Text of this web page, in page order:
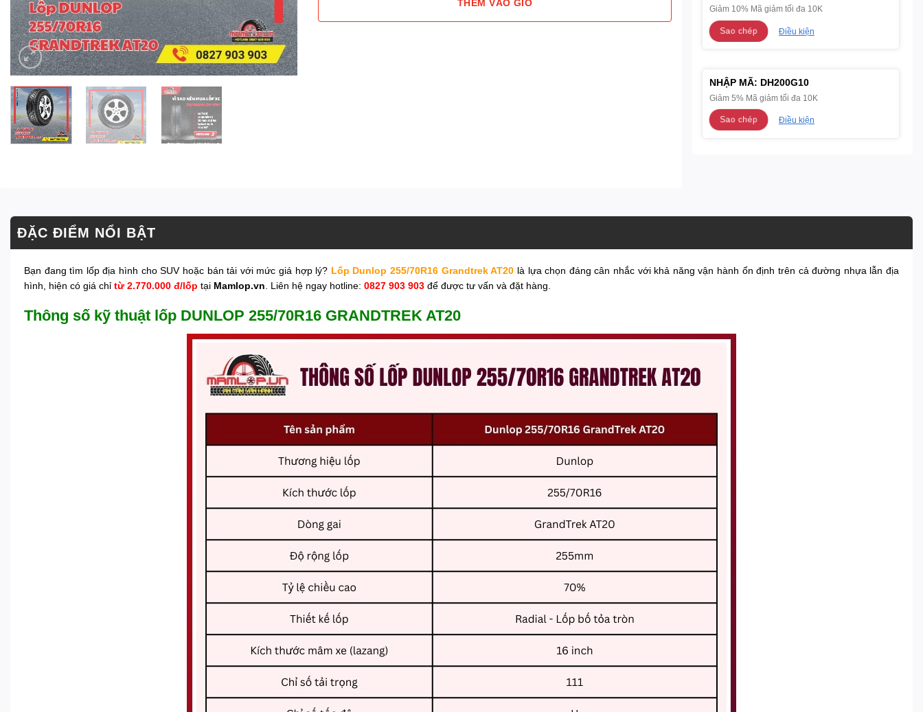
THÊM VÀO GIỎ
Giảm 10% Mã giảm tối đa 10K
Sao chép Điều kiện
NHẬP MÃ: DH200G10
Giảm 5% Mã giảm tối đa 10K
Sao chép Điều kiện
ĐẶC ĐIỂM NỔI BẬT
Bạn đang tìm lốp địa hình cho SUV hoặc bán tải với mức giá hợp lý? Lốp Dunlop 255/70R16 Grandtrek AT20 là lựa chọn đáng cân nhắc với khả năng vận hành ổn định trên cả đường nhựa lẫn địa
hình, hiện có giá chỉ từ 2.770.000 đ/lốp tại Mamlop.vn. Liên hệ ngay hotline: 0827 903 903 để được tư vấn và đặt hàng.
Thông số kỹ thuật lốp DUNLOP 255/70R16 GRANDTREK AT20